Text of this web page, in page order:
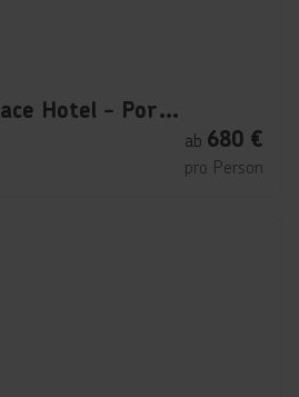
Pickalbatros Palace Hotel - Port Ghalib
ab 680 €
pro Person